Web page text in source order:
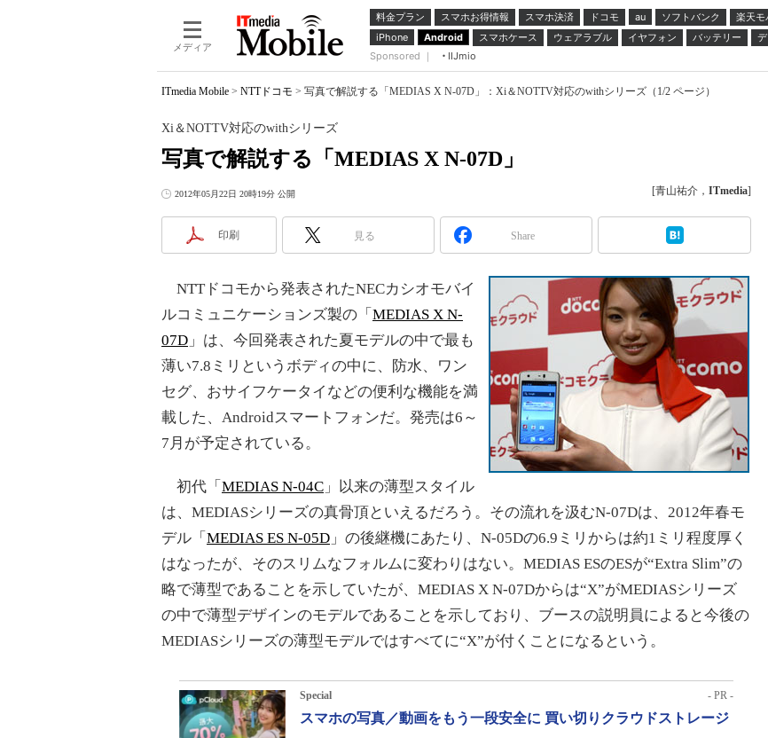
メディア
料金プラン スマホお得情報 スマホ決済 ドコモ au ソフトバンク
楽天モ
iPhone
Android スマホケース ウェアラブル イヤフォン バッテリー
Sponsored ｜
IIJmio
ITmedia Mobile > NTTドコモ > 写真で解説する「MEDIAS X N-07D」：Xi＆NOTTV対応のwithシリーズ（1/2 ページ）
写真で解説する「MEDIAS X N-07D」
Xi＆NOTTV対応のwithシリーズ
2012年05月22日 20時19分 公開 [青山祐介， ITmedia]
印刷 見る Share
NTTドコモから発表されたNECカシオモバイ
ルコミュニケーションズ製の「 MEDIAS X N-
07D 」は、今回発表された夏モデルの中で最も
薄い7.8ミリというボディの中に、防水、ワン
セグ、おサイフケータイなどの便利な機能を満
載した、Androidスマートフォンだ。発売は6～
7月が予定されている。
初代「 MEDIAS N-04C 」以来の薄型スタイル
は、MEDIASシリーズの真骨頂といえるだろう。その流れを汲むN-07Dは、2012年春モ
デル「 MEDIAS ES N-05D 」の後継機にあたり、N-05Dの6.9ミリからは約1ミリ程度厚く
はなったが、そのスリムなフォルムに変わりはない。MEDIAS ESのESが“Extra Slim”の
略で薄型であることを示していたが、MEDIAS X N-07Dからは“X”がMEDIASシリーズ
の中で薄型デザインのモデルであることを示しており、ブースの説明員によると今後の
MEDIASシリーズの薄型モデルではすべてに“X”が付くことになるという。
Special - PR -
スマホの写真／動画をもう一段安全に 買い切りクラウドストレージ